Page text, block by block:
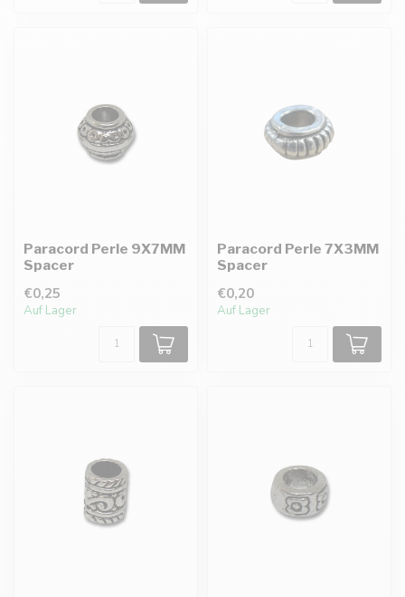
Paracord Perle 9X7MM
Spacer
€0,25
Auf Lager
Paracord Perle 7X3MM
Spacer
€0,20
Auf Lager